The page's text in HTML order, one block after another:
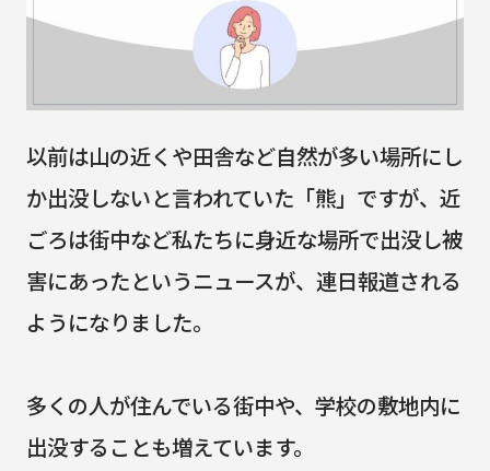
以前は山の近くや田舎など自然が多い場所にし
か出没しないと言われていた「熊」ですが、近
ごろは街中など私たちに身近な場所で出没し被
害にあったというニュースが、連日報道される
ようになりました。
多くの人が住んでいる街中や、学校の敷地内に
出没することも増えています。